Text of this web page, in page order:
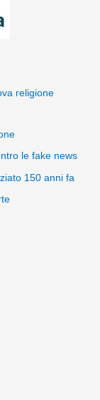
religione
le fake news
150 anni fa